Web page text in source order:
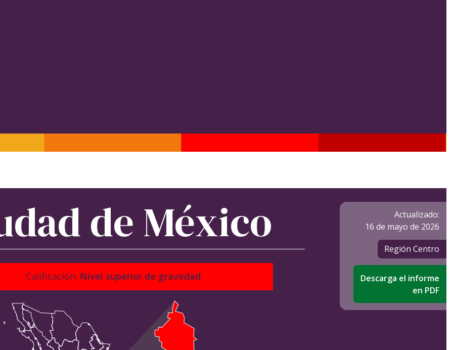
de México
Calificación: Nivel superior de gravedad
Actualizado:
16 de mayo de 2026
Región Centro
Descarga el informe
en PDF